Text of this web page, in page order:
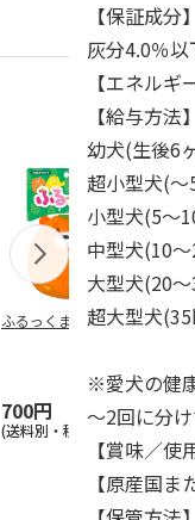
ふるっくま みかん
700円
(送料別・税込)
デオ
(送料
【保証成
灰分4.0％
【エネル
【給与方法
幼犬(生後6
超小型犬(
小型犬(5～
中型犬(10
大型犬(20
超大型犬
※愛犬の健
～2回に分
【賞味／
【原産国